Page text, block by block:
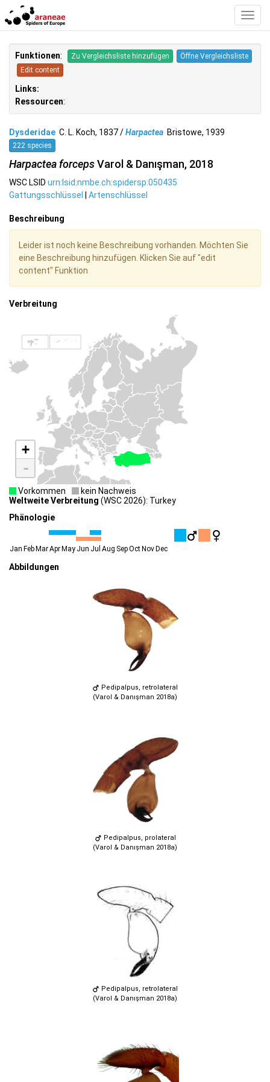
Funktionen: Zu Vergleichsliste hinzufügen
Öffne Vergleichsliste
Edit content
Links:
Ressourcen:
Dysderidae C. L. Koch, 1837 /Harpactea Bristowe, 1939
222 species
Harpactea forcepsVarol & Danışman, 2018
WSC LSID urn:lsid:nmbe.ch:spidersp:050435
Gattungsschlüssel
Artenschlüssel
Beschreibung
Leider ist noch keine Beschreibung vorhanden. Möchten Sie
eine Beschreibung hinzufügen. Klicken Sie auf "edit
content" Funktion
Verbreitung
+
-
Vorkommen
kein Nachweis
Weltweite Verbreitung (WSC 2026): Turkey
Phänologie
Jan FebMarAprMay Jun Jul Aug SepOctNovDec
Abbildungen
Pedipalpus, retrolateral
(Varol & Danışman 2018a)
Pedipalpus, prolateral
(Varol & Danışman 2018a)
Pedipalpus, retrolateral
(Varol & Danışman 2018a)